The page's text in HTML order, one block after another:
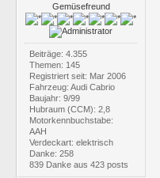
Gemüsefreund
Beiträge: 4.355
Themen: 145
Registriert seit: Mar 2006
Fahrzeug: Audi Cabrio
Baujahr: 9/99
Hubraum (CCM): 2,8
Motorkennbuchstabe:
AAH
Verdeckart: elektrisch
Danke: 258
839 Danke aus 423 posts